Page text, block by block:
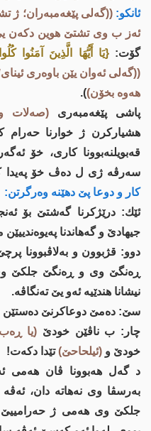
ئانكو: ((گه‌لی پێغەمبەران؛ ژ
ئه‌ز ب وی تشتێ هوین دكه‌ن
گۆت:{يَا أَيُّهَا الَّذِينَ آمَنُوا
((گه‌لی ئەوان یێن باوەری
هه‌وه‌ بخۆن)).
پاشی پێغه‌مبه‌ری (صه‌لات
هشیاركرن ژ خوارنا حه‌رام
قه‌بویلنه‌بوونا كاری، خۆ
سه‌رڤه‌ ژی ل ده‌ڤ خۆ په‌یدا
كار و دوعا پێ دهێنه‌ وه‌رگرتن:
ئێك: درێژكرنا گه‌شتێ بۆ
جیهادێ و گه‌هاندنا
دوو: قژبوون و به‌لاڤبوونا
ڕه‌نگێ وی و ڕه‌نگێ جلكێ
نیشانا هندێیه‌ ئه‌و یێ ته‌نگاڤه‌.
سێ: ده‌مێ دوعاكرنێ ده‌ستێن
چار: ب ناڤێن خودێ (یا
خودێ و (ئیلحاحێ)تێدا دكه‌ت!
د گه‌ل هه‌بوونا ڤان هه‌می
به‌رسڤا وی نه‌هاته‌ دان،
جلكێ وی هه‌می ژ